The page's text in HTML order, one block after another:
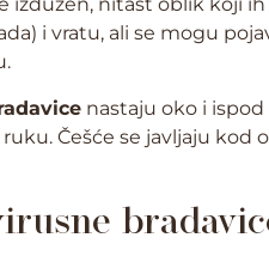
i vratu, ali se mogu
nastaju oko i
Češće se javljaju kod